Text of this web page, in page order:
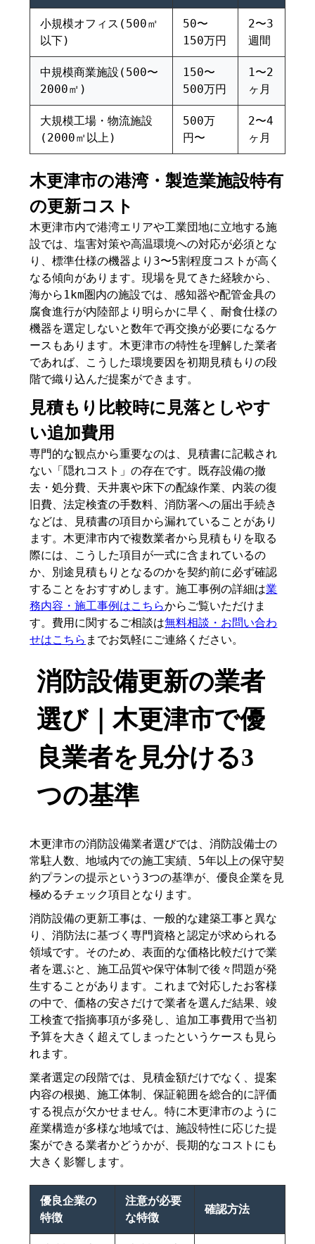
小規模オフィス(500㎡
以下)
50〜
150万円
2〜3
週間
中規模商業施設(500〜
2000㎡)
150〜
500万円
1〜2
ヶ月
大規模工場・物流施設
(2000㎡以上)
500万
円〜
2〜4
ヶ月
木更津市の港湾・製造業施設特有
の更新コスト
木更津市内で港湾エリアや工業団地に立地する施
設では、塩害対策や高温環境への対応が必須とな
り、標準仕様の機器より3〜5割程度コストが高く
なる傾向があります。現場を見てきた経験から、
海から1km圏内の施設では、感知器や配管金具の
腐食進行が内陸部より明らかに早く、耐食仕様の
機器を選定しないと数年で再交換が必要になるケ
ースもあります。木更津市の特性を理解した業者
であれば、こうした環境要因を初期見積もりの段
階で織り込んだ提案ができます。
見積もり比較時に見落としやす
い追加費用
専門的な観点から重要なのは、見積書に記載され
ない「隠れコスト」の存在です。既存設備の撤
去・処分費、天井裏や床下の配線作業、内装の復
旧費、法定検査の手数料、消防署への届出手続き
などは、見積書の項目から漏れていることがあり
ます。木更津市内で複数業者から見積もりを取る
際には、こうした項目が一式に含まれているの
か、別途見積もりとなるのかを契約前に必ず確認
することをおすすめします。施工事例の詳細は業
務内容・施工事例はこちらからご覧いただけま
す。費用に関するご相談は無料相談・お問い合わ
せはこちら までお気軽にご連絡ください。
消防設備更新の業者
選び｜木更津市で優
良業者を見分ける3
つの基準
木更津市の消防設備業者選びでは、消防設備士の
常駐人数、地域内での施工実績、5年以上の保守契
約プランの提示という3つの基準が、優良企業を見
極めるチェック項目となります。
消防設備の更新工事は、一般的な建築工事と異な
り、消防法に基づく専門資格と認定が求められる
領域です。そのため、表面的な価格比較だけで業
者を選ぶと、施工品質や保守体制で後々問題が発
生することがあります。これまで対応したお客様
の中で、価格の安さだけで業者を選んだ結果、竣
工検査で指摘事項が多発し、追加工事費用で当初
予算を大きく超えてしまったというケースも見ら
れます。
業者選定の段階では、見積金額だけでなく、提案
内容の根拠、施工体制、保証範囲を総合的に評価
する視点が欠かせません。特に木更津市のように
産業構造が多様な地域では、施設特性に応じた提
案ができる業者かどうかが、長期的なコストにも
大きく影響します。
優良企業の
特徴
注意が必要
な特徴
確認方法